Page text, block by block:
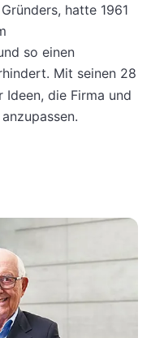
hatte 1961
so einen
Mit seinen 28
die Firma und